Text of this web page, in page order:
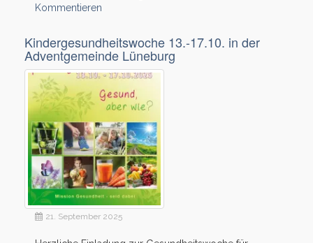
Kommentieren
Kindergesundheitswoche 13.-17.10. in der
Adventgemeinde Lüneburg
21. September 2025